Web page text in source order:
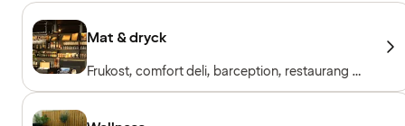
Mat & dryck
Frukost, comfort deli, barception, restaurang &
bar